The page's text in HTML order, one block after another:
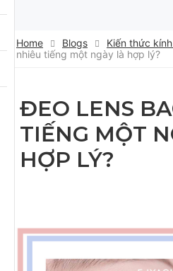
Home Blogs Kiến thức
nhiêu tiếng một ngày là hợp lý?
ĐEO LENS
TIẾNG MỘT
HỢP LÝ?